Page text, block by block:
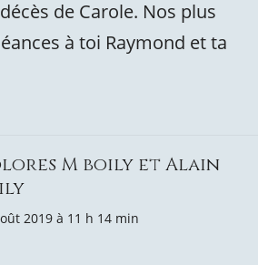
de Carole. Nos plus
à toi Raymond et ta
M boily et Alain
2019 à 11 h 14 min